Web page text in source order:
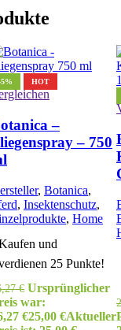
HOT
–
– 750
, Botanica,
, Insektenschutz,
, Home
und
25 Punkte!
€ Ursprünglicher
war:
€25,00 €Aktueller